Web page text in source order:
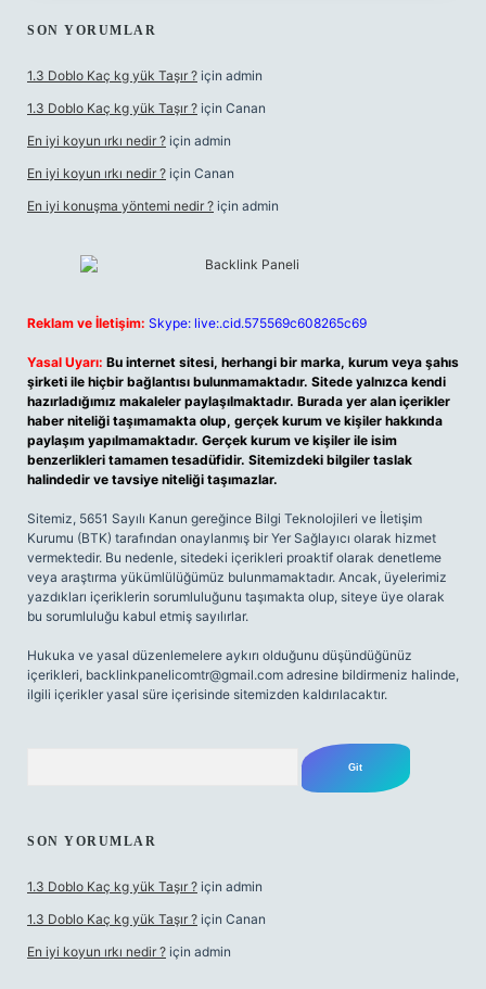
SON YORUMLAR
1.3 Doblo Kaç kg yük Taşır ? için admin
1.3 Doblo Kaç kg yük Taşır ? için Canan
En iyi koyun ırkı nedir ? için admin
En iyi koyun ırkı nedir ? için Canan
En iyi konuşma yöntemi nedir ? için admin
Reklam ve İletişim: Skype: live:.cid.575569c608265c69
Yasal Uyarı: Bu internet sitesi, herhangi bir marka, kurum veya şahıs
şirketi ile hiçbir bağlantısı bulunmamaktadır. Sitede yalnızca kendi
hazırladığımız makaleler paylaşılmaktadır. Burada yer alan içerikler
haber niteliği taşımamakta olup, gerçek kurum ve kişiler hakkında
paylaşım yapılmamaktadır. Gerçek kurum ve kişiler ile isim
benzerlikleri tamamen tesadüfidir. Sitemizdeki bilgiler taslak
halindedir ve tavsiye niteliği taşımazlar.
Sitemiz, 5651 Sayılı Kanun gereğince Bilgi Teknolojileri ve İletişim
Kurumu (BTK) tarafından onaylanmış bir Yer Sağlayıcı olarak hizmet
vermektedir. Bu nedenle, sitedeki içerikleri proaktif olarak denetleme
veya araştırma yükümlülüğümüz bulunmamaktadır. Ancak, üyelerimiz
yazdıkları içeriklerin sorumluluğunu taşımakta olup, siteye üye olarak
bu sorumluluğu kabul etmiş sayılırlar.
Hukuka ve yasal düzenlemelere aykırı olduğunu düşündüğünüz
içerikleri, backlinkpanelicomtr@gmail.com adresine bildirmeniz halinde,
ilgili içerikler yasal süre içerisinde sitemizden kaldırılacaktır.
SON YORUMLAR
1.3 Doblo Kaç kg yük Taşır ? için admin
1.3 Doblo Kaç kg yük Taşır ? için Canan
En iyi koyun ırkı nedir ? için admin